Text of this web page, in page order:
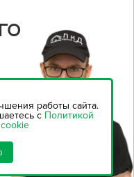
работы сайта.
с Политикой